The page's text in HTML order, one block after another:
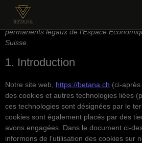
Cette politique de cookies a été mise à
août 19, 2025 et s’applique aux citoyens
permanents légaux de l’Espace
Suisse.
1. Introduction
Notre site web, https://betana.ch (ci-
des cookies et autres technologies liées
ces technologies sont désignées par le
cookies sont également placés par des
avons engagées. Dans le document ci-
informons de l’utilisation des cookies sur